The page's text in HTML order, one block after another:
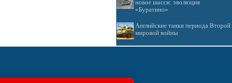
новое шасси: эволюция
«Буратино»
Английские танки периода Второй
мировой войны